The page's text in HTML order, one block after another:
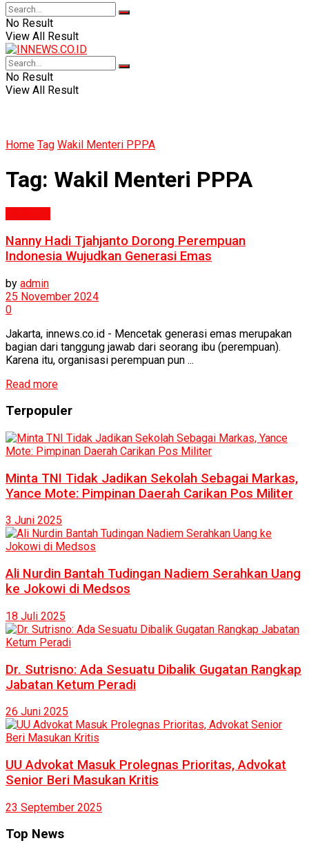
No Result
View All Result
No Result
View All Result
Home Tag Wakil Menteri PPPA
Tag: Wakil Menteri PPPA
Nanny Hadi Tjahjanto Dorong Perempuan
Indonesia Wujudkan Generasi Emas
by admin
25 November 2024
0
Jakarta, innews.co.id - Mencetak generasi emas merupakan
bagian dari tanggung jawab dari seorang ibu (perempuan).
Karena itu, organisasi perempuan pun ...
Read more
Terpopuler
Minta TNI Tidak Jadikan Sekolah Sebagai Markas,
Yance Mote: Pimpinan Daerah Carikan Pos Militer
3 Juni 2025
Ali Nurdin Bantah Tudingan Nadiem Serahkan Uang
ke Jokowi di Medsos
18 Juli 2025
Dr. Sutrisno: Ada Sesuatu Dibalik Gugatan Rangkap
Jabatan Ketum Peradi
26 Juni 2025
UU Advokat Masuk Prolegnas Prioritas, Advokat
Senior Beri Masukan Kritis
23 September 2025
Top News